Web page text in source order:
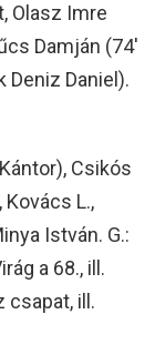
Olasz Imre
Damján (74′
Deniz Daniel).
Csikós
Kovács L.,
István. G.:
a 68., ill.
csapat, ill.